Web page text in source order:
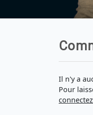
Il n'y a
Pour